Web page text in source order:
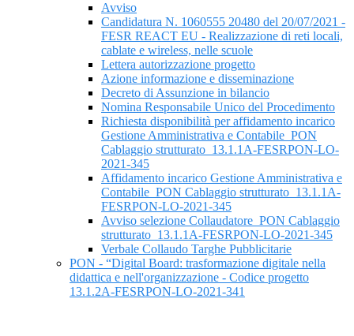
Avviso
Candidatura N. 1060555 20480 del 20/07/2021 -
FESR REACT EU - Realizzazione di reti locali,
cablate e wireless, nelle scuole
Lettera autorizzazione progetto
Azione informazione e disseminazione
Decreto di Assunzione in bilancio
Nomina Responsabile Unico del Procedimento
Richiesta disponibilità per affidamento incarico
Gestione Amministrativa e Contabile_PON
Cablaggio strutturato_13.1.1A-FESRPON-LO-
2021-345
Affidamento incarico Gestione Amministrativa e
Contabile_PON Cablaggio strutturato_13.1.1A-
FESRPON-LO-2021-345
Avviso selezione Collaudatore_PON Cablaggio
strutturato_13.1.1A-FESRPON-LO-2021-345
Verbale Collaudo Targhe Pubblicitarie
PON - “Digital Board: trasformazione digitale nella
didattica e nell'organizzazione - Codice progetto
13.1.2A-FESRPON-LO-2021-341